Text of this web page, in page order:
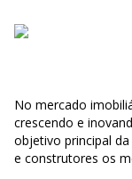
No mercado
crescendo e
objetivo principal
e construtores os